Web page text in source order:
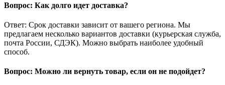
Вопрос: Как долго идет доставка?
Ответ: Срок доставки зависит от вашего региона. Мы
предлагаем несколько вариантов доставки (курьерская служба,
почта России, СДЭК). Можно выбрать наиболее удобный
способ.
Вопрос: Можно ли вернуть товар, если он не подойдет?